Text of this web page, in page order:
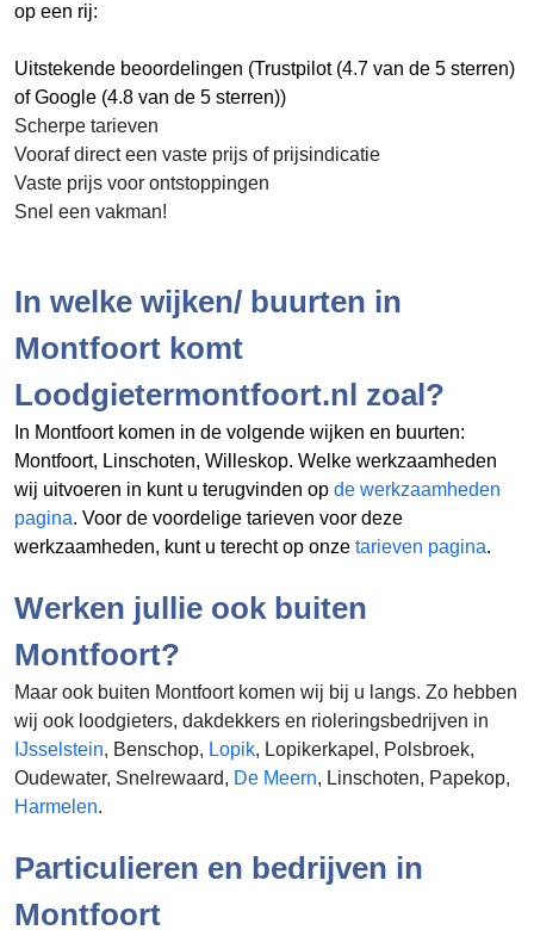
op een rij:
Uitstekende beoordelingen (Trustpilot (4.7 van de 5 sterren)
of Google (4.8 van de 5 sterren))
Scherpe tarieven
Vooraf direct een vaste prijs of prijsindicatie
Vaste prijs voor ontstoppingen
Snel een vakman!
In welke wijken/ buurten in
Montfoort komt
Loodgietermontfoort.nl zoal?
In Montfoort komen in de volgende wijken en buurten:
Montfoort, Linschoten, Willeskop. Welke werkzaamheden
wij uitvoeren in kunt u terugvinden op de werkzaamheden
pagina. Voor de voordelige tarieven voor deze
werkzaamheden, kunt u terecht op onze tarieven pagina.
Werken jullie ook buiten
Montfoort?
Maar ook buiten Montfoort komen wij bij u langs. Zo hebben
wij ook loodgieters, dakdekkers en rioleringsbedrijven in
IJsselstein, Benschop, Lopik, Lopikerkapel, Polsbroek,
Oudewater, Snelrewaard, De Meern, Linschoten, Papekop,
Harmelen.
Particulieren en bedrijven in
Montfoort